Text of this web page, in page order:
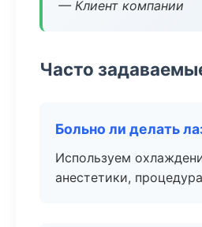
— Клиент компании
Часто
Больно ли делать
Используем
анестетики,